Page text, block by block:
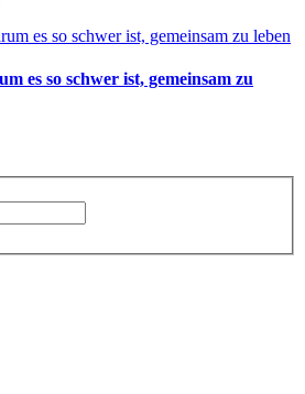
es so schwer ist, gemeinsam zu